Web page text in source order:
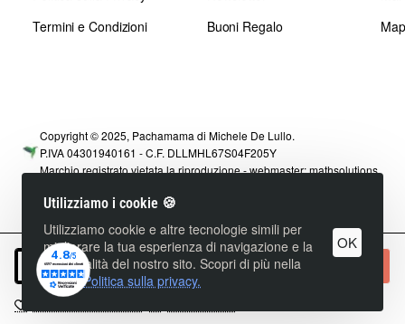
Utilizziamo i cookie 🍪
Utilizziamo cookie e altre tecnologie simili per
migliorare la tua esperienza di navigazione e la
funzionalità del nostro sito. Scopri di più nella
nostraPolitica sulla privacy.
OK
+ Carrello
Termini e Condizioni
Buoni Regalo
Copyright © 2025, Pachamama di Michele De Lullo.
P.IVA 04301940161 - C.F. DLLMHL67S04F205Y
Marchio registrato vietata la riproduzione - webmaster:mathsolutions